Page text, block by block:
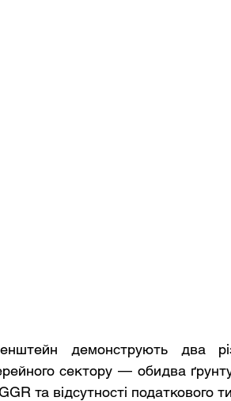
демонструють два
сектору — обидва
та відсутності податкового